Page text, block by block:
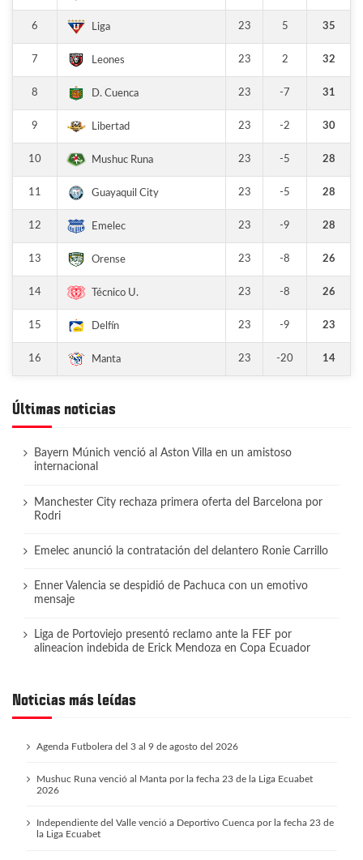
6 Liga 23 5 35
7 Leones 23 2 32
8 D. Cuenca 23 -7 31
9 Libertad 23 -2 30
10 Mushuc Runa 23 -5 28
11 Guayaquil City 23 -5 28
12 Emelec 23 -9 28
13 Orense 23 -8 26
14 Técnico U. 23 -8 26
15 Delfín 23 -9 23
16 Manta 23 -20 14
Últimas noticias
Bayern Múnich venció al Aston Villa en un amistoso
internacional
Manchester City rechaza primera oferta del Barcelona por
Rodri
Emelec anunció la contratación del delantero Ronie Carrillo
Enner Valencia se despidió de Pachuca con un emotivo
mensaje
Liga de Portoviejo presentó reclamo ante la FEF por
alineacion indebida de Erick Mendoza en Copa Ecuador
Noticias más leídas
Agenda Futbolera del 3 al 9 de agosto del 2026
Mushuc Runa venció al Manta por la fecha 23 de la Liga Ecuabet
2026
Independiente del Valle venció a Deportivo Cuenca por la fecha 23 de
la Liga Ecuabet